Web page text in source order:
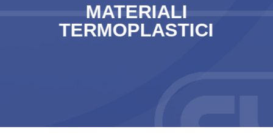
MATERIALI
TERMOPLASTICI